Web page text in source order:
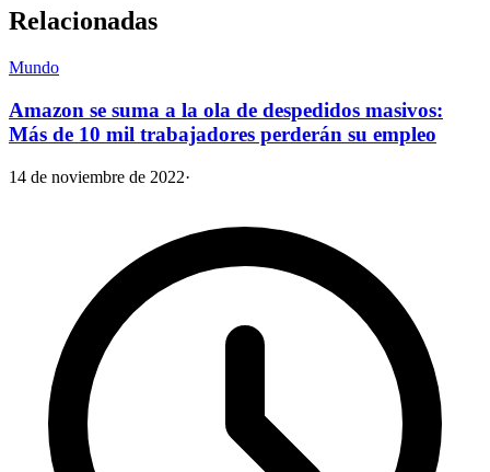
Relacionadas
Mundo
Amazon se suma a la ola de despedidos masivos:
Más de 10 mil trabajadores perderán su empleo
14 de noviembre de 2022·